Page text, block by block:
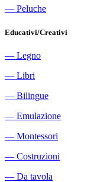
― Peluche
Educativi/Creativi
― Legno
― Libri
― Bilingue
― Emulazione
― Montessori
― Costruzioni
― Da tavola